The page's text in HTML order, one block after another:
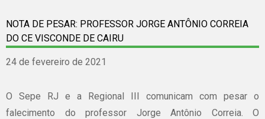
NOTA DE PESAR: PROFESSOR JORGE ANTÔNIO CORREIA
DO CE VISCONDE DE CAIRU
24 de fevereiro de 2021
O Sepe RJ e a Regional III comunicam com pesar o
falecimento do professor Jorge Antônio Correia. O